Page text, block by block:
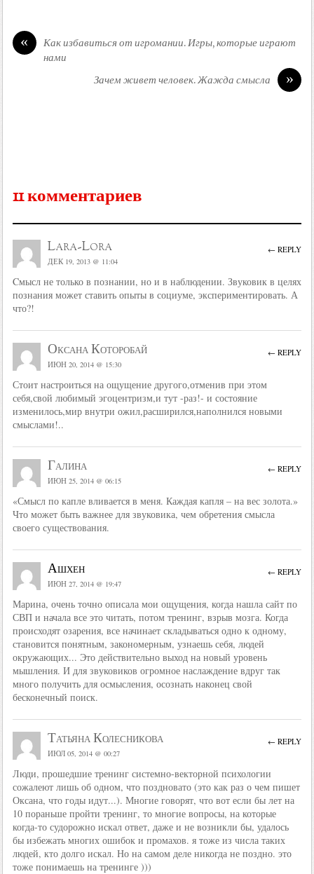
«
Как избавиться от игромании. Игры, которые играют
нами
»
Зачем живет человек. Жажда смысла
11 комментариев
Lara-Lora
ДЕК 19, 2013 @ 11:04
Cмысл не только в познании, но и в наблюдении. Звуковик в целях
познания может ставить опыты в социуме, экспериментировать. А
что?!
← REPLY
Оксана Которобай
ИЮН 20, 2014 @ 15:30
Стоит настроиться на ощущение другого,отменив при этом
себя,свой любимый эгоцентризм,и тут -раз!- и состояние
изменилось,мир внутри ожил,расширился,наполнился новыми
смыслами!..
← REPLY
Галина
ИЮН 25, 2014 @ 06:15
«Смысл по капле вливается в меня. Каждая капля – на вес золота.»
Что может быть важнее для звуковика, чем обретения смысла
своего существования.
← REPLY
Ашхен
ИЮН 27, 2014 @ 19:47
Марина, очень точно описала мои ощущения, когда нашла сайт по
СВП и начала все это читать, потом тренинг, взрыв мозга. Когда
происходят озарения, все начинает складываться одно к одному,
становится понятным, закономерным, узнаешь себя, людей
окружающих... Это действительно выход на новый уровень
мышления. И для звуковиков огромное наслаждение вдруг так
много получить для осмысления, осознать наконец свой
бесконечный поиск.
← REPLY
Татьяна Колесникова
ИЮЛ 05, 2014 @ 00:27
Люди, прошедшие тренинг системно-векторной психологии
сожалеют лишь об одном, что поздновато (это как раз о чем пишет
Оксана, что годы идут...). Многие говорят, что вот если бы лет на
10 пораньше пройти тренинг, то многие вопросы, на которые
когда-то судорожно искал ответ, даже и не возникли бы, удалось
бы избежать многих ошибок и промахов. я тоже из числа таких
людей, кто долго искал. Но на самом деле никогда не поздно. это
тоже понимаешь на тренинге )))
← REPLY